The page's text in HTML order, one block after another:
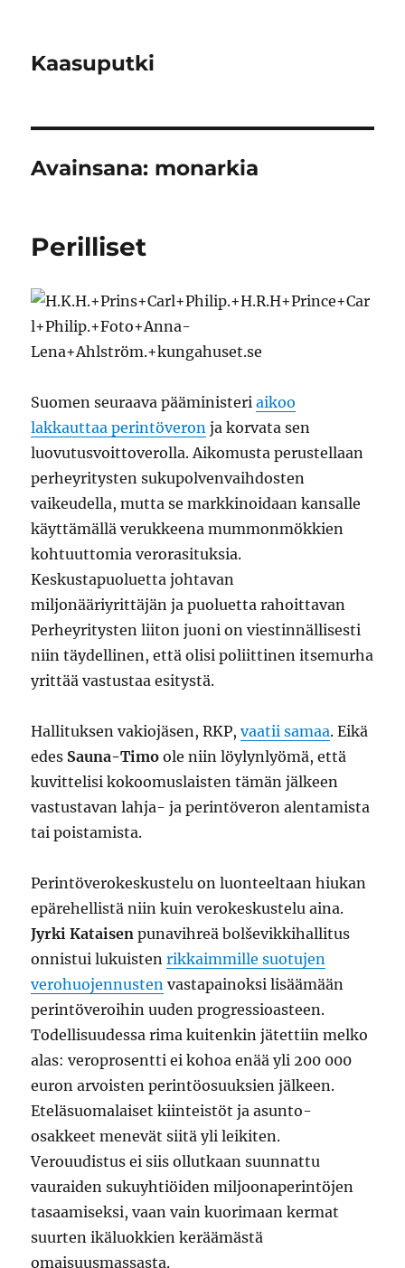
Kaasuputki
Avainsana: monarkia
Perilliset
Suomen seuraava pääministeriaikoo
lakkauttaa perintöveron ja korvata sen
luovutusvoittoverolla. Aikomusta perustellaan
perheyritysten sukupolvenvaihdosten
vaikeudella, mutta se markkinoidaan kansalle
käyttämällä verukkeena mummonmökkien
kohtuuttomia verorasituksia.
Keskustapuoluetta johtavan
miljonääriyrittäjän ja puoluetta rahoittavan
Perheyritysten liiton juoni on viestinnällisesti
niin täydellinen, että olisi poliittinen itsemurha
yrittää vastustaa esitystä.
Hallituksen vakiojäsen, RKP,vaatii samaa. Eikä
edes Sauna-Timo ole niin löylynlyömä, että
kuvittelisi kokoomuslaisten tämän jälkeen
vastustavan lahja- ja perintöveron alentamista
tai poistamista.
Perintöverokeskustelu on luonteeltaan hiukan
epärehellistä niin kuin verokeskustelu aina.
Jyrki Kataisen punavihreä bolševikkihallitus
onnistui lukuistenrikkaimmille suotujen
verohuojennusten vastapainoksi lisäämään
perintöveroihin uuden progressioasteen.
Todellisuudessa rima kuitenkin jätettiin melko
alas: veroprosentti ei kohoa enää yli 200 000
euron arvoisten perintöosuuksien jälkeen.
Eteläsuomalaiset kiinteistöt ja asunto-
osakkeet menevät siitä yli leikiten.
Verouudistus ei siis ollutkaan suunnattu
vauraiden sukuyhtiöiden miljoonaperintöjen
tasaamiseksi, vaan vain kuorimaan kermat
suurten ikäluokkien keräämästä
omaisuusmassasta.